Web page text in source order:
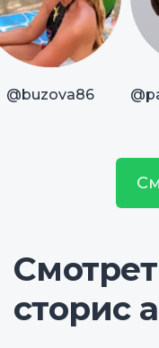
@buzova86
сторис